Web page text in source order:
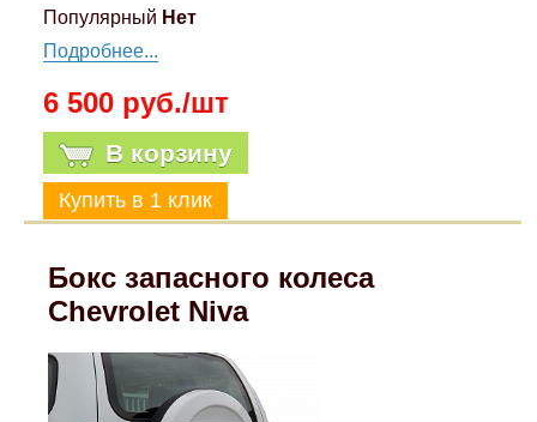
Популярный Нет
Подробнее...
6 500 руб./шт
В корзину
Бокс запасного колеса
Chevrolet Niva